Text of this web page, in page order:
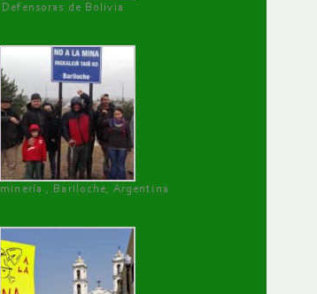
Defensoras de Bolivia
, Bariloche, Argentina